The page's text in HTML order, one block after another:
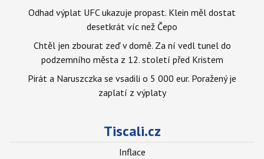
Odhad výplat UFC ukazuje propast. Klein měl dostat
desetkrát víc než Čepo
Chtěl jen zbourat zeď v domě. Za ní vedl tunel do
podzemního města z 12. století před Kristem
Pirát a Naruszczka se vsadili o 5 000 eur. Poražený je
zaplatí z výplaty
Tiscali.cz
Inflace